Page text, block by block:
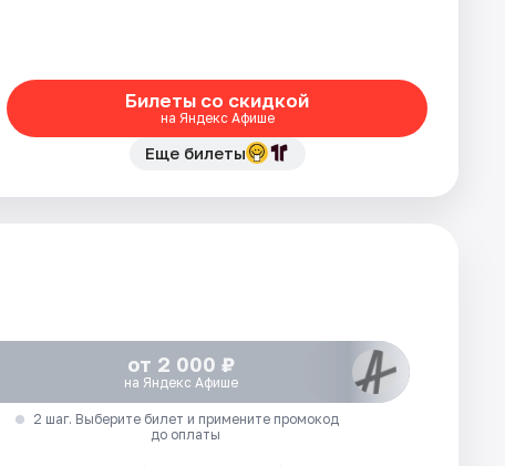
Билеты со скидкой
на Яндекс Афише
Еще билеты
от 2 000 ₽
на Яндекс Афише
2 шаг. Выберите билет и примените промокод
до оплаты